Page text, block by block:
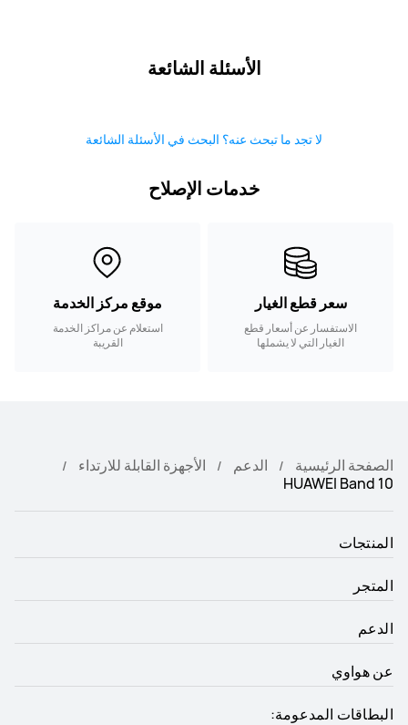
الأسئلة الشائعة
لا تجد ما تبحث عنه؟ البحث في الأسئلة الشائعة
خدمات الإصلاح
موقع مركز الخدمة
استعلام عن مراكز الخدمة
القريبة
سعر قطع الغيار
الاستفسار عن أسعار قطع
الغيار التي لا يشملها
الصفحة الرئيسية الدعم
الأجهزة القابلة للارتداء
HUAWEI Band 10
المنتجات
المتجر
الدعم
عن هواوي
البطاقات المدعومة: